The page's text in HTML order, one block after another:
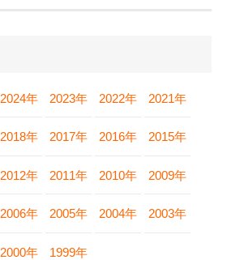
2024年 2023年 2022年 2021年
2018年 2017年 2016年 2015年
2012年 2011年 2010年 2009年
2006年 2005年 2004年 2003年
2000年 1999年